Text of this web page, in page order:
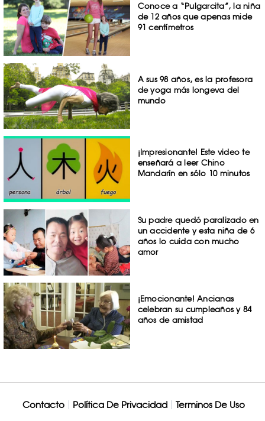
Conoce a “Pulgarcita”, la niña
de 12 años que apenas mide
91 centímetros
A sus 98 años, es la profesora
de yoga más longeva del
mundo
¡Impresionante! Este video te
enseñará a leer Chino
Mandarín en sólo 10 minutos
Su padre quedó paralizado en
un accidente y esta niña de 6
años lo cuida con mucho
amor
¡Emocionante! Ancianas
celebran su cumpleaños y 84
años de amistad
Contacto Política De Privacidad Terminos De Uso